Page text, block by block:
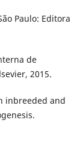
Paulo: Editora
de
2015.
inbreeded and